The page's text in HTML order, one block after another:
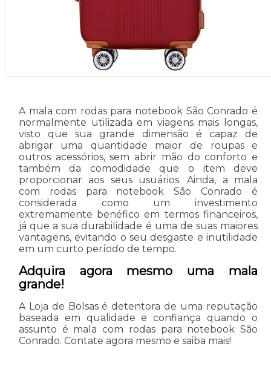
A mala com rodas para notebook São Conrado é
normalmente utilizada em viagens mais longas,
visto que sua grande dimensão é capaz de
abrigar uma quantidade maior de roupas e
outros acessórios, sem abrir mão do conforto e
também da comodidade que o item deve
proporcionar aos seus usuários. Ainda, a mala
com rodas para notebook São Conrado é
considerada como um investimento
extremamente benéfico em termos financeiros,
já que a sua durabilidade é uma de suas maiores
vantagens, evitando o seu desgaste e inutilidade
em um curto período de tempo.
Adquira agora mesmo uma mala
grande!
A Loja de Bolsas é detentora de uma reputação
baseada em qualidade e confiança quando o
assunto é mala com rodas para notebook São
Conrado. Contate agora mesmo e saiba mais!